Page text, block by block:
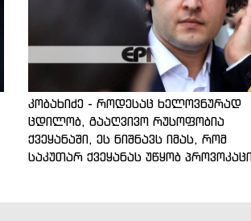
კობახიძე - როდესაც ხელოვნურად
ცდილობ, გააღვივო რუსოფობია
ქვეყანაში, ეს ნიშნავს იმას, რომ
საკუთარ ქვეყანას უწყობ